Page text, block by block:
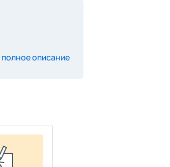
полное описание